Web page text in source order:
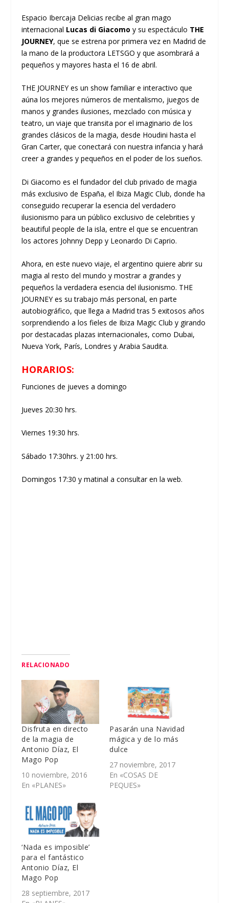
Espacio Ibercaja Delicias recibe al gran mago
internacional Lucas di Giacomo y su espectáculo THE
JOURNEY, que se estrena por primera vez en Madrid de
la mano de la productora LETSGO y que asombrará a
pequeños y mayores hasta el 16 de abril.
THE JOURNEYes un show familiar e interactivo que
aúna los mejores números de mentalismo, juegos de
manos y grandes ilusiones, mezclado con música y
teatro, un viaje que transita por el imaginario de los
grandes clásicos de la magia, desde Houdini hasta el
Gran Carter, que conectará con nuestra infancia y hará
creer a grandes y pequeños en el poder de los sueños.
Di Giacomo es el fundador del club privado de magia
más exclusivo de España, el Ibiza Magic Club, donde ha
conseguido recuperar la esencia del verdadero
ilusionismo para un público exclusivo de celebrities y
beautiful people de la isla, entre el que se encuentran
los actores Johnny Depp y Leonardo Di Caprio.
Ahora, en este nuevo viaje, el argentino quiere abrir su
magia al resto del mundo y mostrar a grandes y
pequeños la verdadera esencia del ilusionismo. THE
JOURNEY es su trabajo más personal, en parte
autobiográfico, que llega a Madrid tras 5 exitosos años
sorprendiendo a los fieles de Ibiza Magic Club y girando
por destacadas plazas internacionales, como Dubai,
Nueva York, París, Londres y Arabia Saudita.
HORARIOS:
Funciones de jueves a domingo
Jueves 20:30 hrs.
Viernes 19:30 hrs.
Sábado 17:30hrs. y 21:00 hrs.
Domingos 17:30 y matinal a consultar en la web.
RELACIONADO
Disfruta en directo
de la magia de
Antonio Díaz, El
Mago Pop
10 noviembre, 2016
En «PLANES»
Pasarán una Navidad
mágica y de lo más
dulce
27 noviembre, 2017
En «COSAS DE
PEQUES»
‘Nada es imposible’
para el fantástico
Antonio Díaz, El
Mago Pop
28 septiembre, 2017